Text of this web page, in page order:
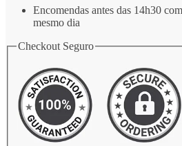
Encomendas antes das 14h30
mesmo dia
Checkout Seguro